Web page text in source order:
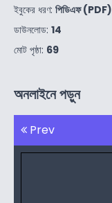
ইবুকের ধরণ: পিডিএফ (PDF)
ডাউনলোড: 14
মোট পৃষ্ঠা: 69
অনলাইনে পড়ুন
Prev